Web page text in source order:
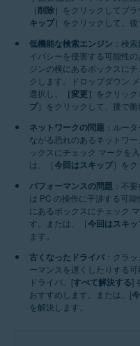
［削除］をクリックしてブ
キップ］をクリックして、後
低機能な検索エンジン ：検
イバシーを侵害する可能性
ジンの横にあるボックスに
クします。ドロップダウン
選択し、
［変更］ をクリッ
プ］をクリックして、後で脆
ネットワークの問題 ：ルー
ながる恐れのあるネットワ
ックスにチェック マークを
は、［ 今回はスキップ］をク
パフォーマンスの問題 ：不
は PC の操作に干渉する可
にあるボックスにチェック
す。または、［ 今回はスキ
ます。
古くなったドライバ：クラ
ーマンスを遅くしたりする
ドライバ。[すべて解決する]
おすすめします。または、[
を解決します。